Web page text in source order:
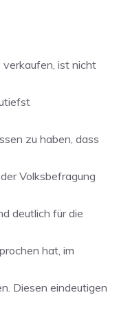
verkaufen, ist nicht
zu haben, dass
Volksbefragung
deutlich für die
hat, im
Diesen eindeutigen